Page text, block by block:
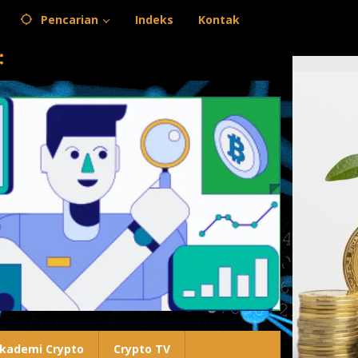
Pencarian Indeks Kontak
Crypto Crypto TV